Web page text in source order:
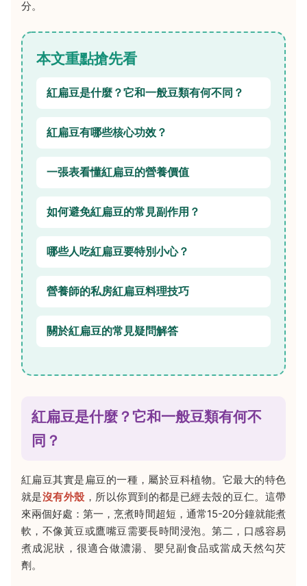
分。
本文重點搶先看
紅扁豆是什麼？它和一般豆類有何不同？
紅扁豆有哪些核心功效？
一張表看懂紅扁豆的營養價值
如何避免紅扁豆的常見副作用？
哪些人吃紅扁豆要特別小心？
營養師的私房紅扁豆料理技巧
關於紅扁豆的常見疑問解答
紅扁豆是什麼？它和一般豆類有何不
同？
紅扁豆其實是扁豆的一種，屬於豆科植物。它最大的特色
就是沒有外殼 ，所以你買到的都是已經去殼的豆仁。這帶
來兩個好處：第一，烹煮時間超短，通常15-20分鐘就能煮
軟，不像黃豆或鷹嘴豆需要長時間浸泡。第二，口感容易
煮成泥狀，很適合做濃湯、嬰兒副食品或當成天然勾芡
劑。